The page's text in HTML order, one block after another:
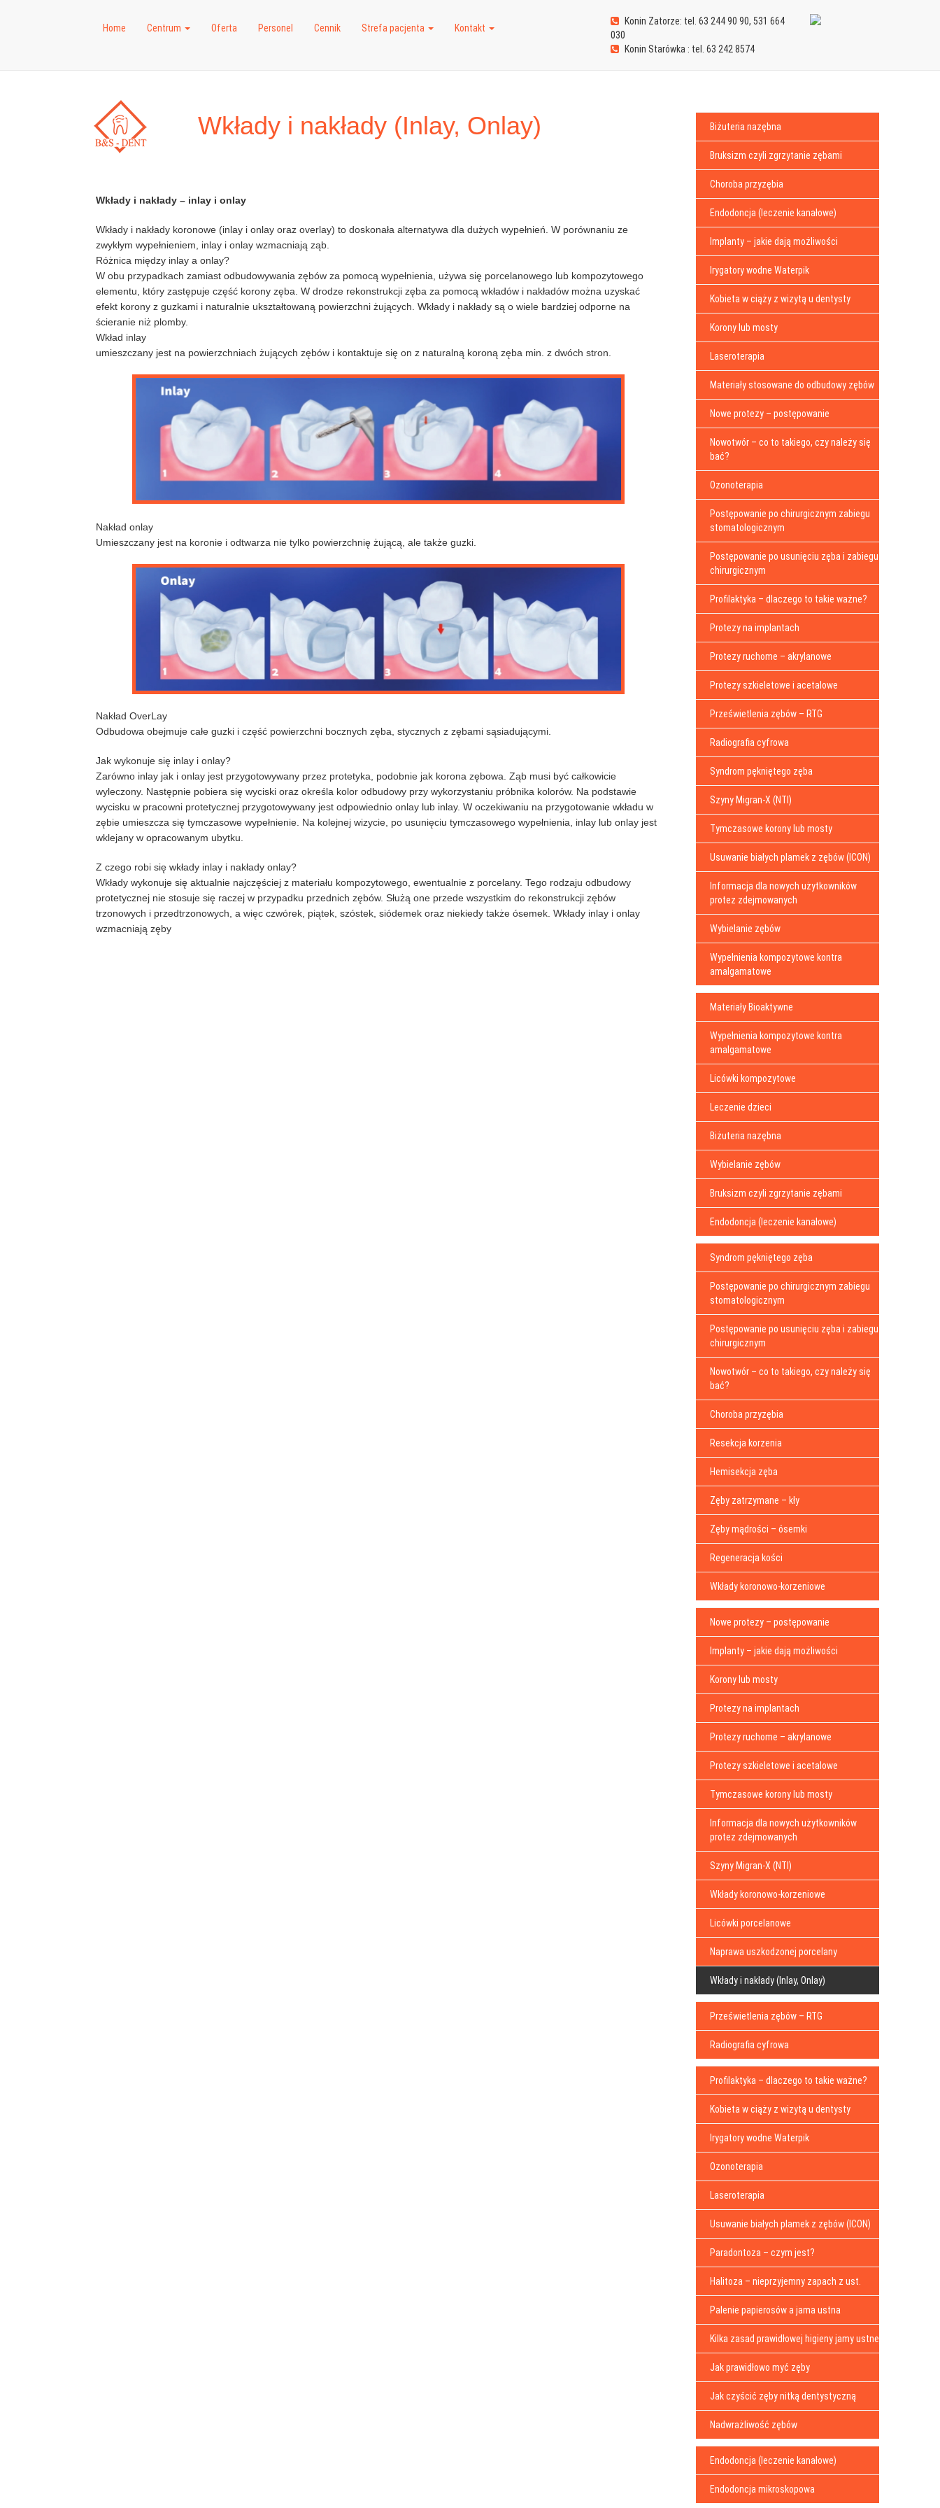
Home Centrum Oferta Personel Cennik Strefa pacjenta Kontakt
Konin Zatorze: tel. 63 244 90 90, 531 664
030
Konin Starówka : tel. 63 242 8574
Wkłady i nakłady (Inlay, Onlay)
Wkłady i nakłady – inlay i onlay
Wkłady i nakłady koronowe (inlay i onlay oraz overlay) to doskonała alternatywa dla dużych wypełnień. W porównaniu ze
zwykłym wypełnieniem, inlay i onlay wzmacniają ząb.
Różnica między inlay a onlay?
W obu przypadkach zamiast odbudowywania zębów za pomocą wypełnienia, używa się porcelanowego lub kompozytowego
elementu, który zastępuje część korony zęba. W drodze rekonstrukcji zęba za pomocą wkładów i nakładów można uzyskać
efekt korony z guzkami i naturalnie ukształtowaną powierzchni żujących. Wkłady i nakłady są o wiele bardziej odporne na
ścieranie niż plomby.
Wkład inlay
umieszczany jest na powierzchniach żujących zębów i kontaktuje się on z naturalną koroną zęba min. z dwóch stron.
Nakład onlay
Umieszczany jest na koronie i odtwarza nie tylko powierzchnię żującą, ale także guzki.
Nakład OverLay
Odbudowa obejmuje całe guzki i część powierzchni bocznych zęba, stycznych z zębami sąsiadującymi.
Jak wykonuje się inlay i onlay?
Zarówno inlay jak i onlay jest przygotowywany przez protetyka, podobnie jak korona zębowa. Ząb musi być całkowicie
wyleczony. Następnie pobiera się wyciski oraz określa kolor odbudowy przy wykorzystaniu próbnika kolorów. Na podstawie
wycisku w pracowni protetycznej przygotowywany jest odpowiednio onlay lub inlay. W oczekiwaniu na przygotowanie wkładu w
zębie umieszcza się tymczasowe wypełnienie. Na kolejnej wizycie, po usunięciu tymczasowego wypełnienia, inlay lub onlay jest
wklejany w opracowanym ubytku.
Z czego robi się wkłady inlay i nakłady onlay?
Wkłady wykonuje się aktualnie najczęściej z materiału kompozytowego, ewentualnie z porcelany. Tego rodzaju odbudowy
protetycznej nie stosuje się raczej w przypadku przednich zębów. Służą one przede wszystkim do rekonstrukcji zębów
trzonowych i przedtrzonowych, a więc czwórek, piątek, szóstek, siódemek oraz niekiedy także ósemek. Wkłady inlay i onlay
wzmacniają zęby
Biżuteria nazębna
Bruksizm czyli zgrzytanie zębami
Choroba przyzębia
Endodoncja (leczenie kanałowe)
Implanty – jakie dają możliwości
Irygatory wodne Waterpik
Kobieta w ciąży z wizytą u dentysty
Korony lub mosty
Laseroterapia
Materiały stosowane do odbudowy zębów
Nowe protezy – postępowanie
Nowotwór – co to takiego, czy należy się
bać?
Ozonoterapia
Postępowanie po chirurgicznym zabiegu
stomatologicznym
Postępowanie po usunięciu zęba i zabiegu
chirurgicznym
Profilaktyka – dlaczego to takie ważne?
Protezy na implantach
Protezy ruchome – akrylanowe
Protezy szkieletowe i acetalowe
Prześwietlenia zębów – RTG
Radiografia cyfrowa
Syndrom pękniętego zęba
Szyny Migran-X (NTI)
Tymczasowe korony lub mosty
Usuwanie białych plamek z zębów (ICON)
Informacja dla nowych użytkowników
protez zdejmowanych
Wybielanie zębów
Wypełnienia kompozytowe kontra
amalgamatowe
Materiały Bioaktywne
Wypełnienia kompozytowe kontra
amalgamatowe
Licówki kompozytowe
Leczenie dzieci
Biżuteria nazębna
Wybielanie zębów
Bruksizm czyli zgrzytanie zębami
Endodoncja (leczenie kanałowe)
Syndrom pękniętego zęba
Postępowanie po chirurgicznym zabiegu
stomatologicznym
Postępowanie po usunięciu zęba i zabiegu
chirurgicznym
Nowotwór – co to takiego, czy należy się
bać?
Choroba przyzębia
Resekcja korzenia
Hemisekcja zęba
Zęby zatrzymane – kły
Zęby mądrości – ósemki
Regeneracja kości
Wkłady koronowo-korzeniowe
Nowe protezy – postępowanie
Implanty – jakie dają możliwości
Korony lub mosty
Protezy na implantach
Protezy ruchome – akrylanowe
Protezy szkieletowe i acetalowe
Tymczasowe korony lub mosty
Informacja dla nowych użytkowników
protez zdejmowanych
Szyny Migran-X (NTI)
Wkłady koronowo-korzeniowe
Licówki porcelanowe
Naprawa uszkodzonej porcelany
Wkłady i nakłady (Inlay, Onlay)
Prześwietlenia zębów – RTG
Radiografia cyfrowa
Profilaktyka – dlaczego to takie ważne?
Kobieta w ciąży z wizytą u dentysty
Irygatory wodne Waterpik
Ozonoterapia
Laseroterapia
Usuwanie białych plamek z zębów (ICON)
Paradontoza – czym jest?
Halitoza – nieprzyjemny zapach z ust.
Palenie papierosów a jama ustna
Kilka zasad prawidłowej higieny jamy ustnej
Jak prawidłowo myć zęby
Jak czyścić zęby nitką dentystyczną
Nadwrażliwość zębów
Endodoncja (leczenie kanałowe)
Endodoncja mikroskopowa